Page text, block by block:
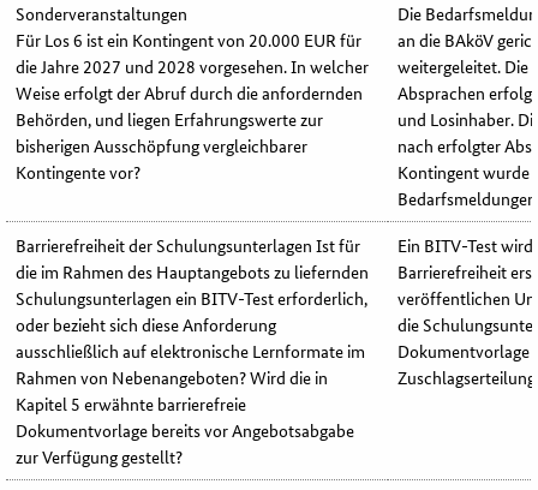
Sonderveranstaltungen
Für Los 6 ist ein Kontingent von 20.000 EUR für
die Jahre 2027 und 2028 vorgesehen. In welcher
Weise erfolgt der Abruf durch die anfordernden
Behörden, und liegen Erfahrungswerte zur
bisherigen Ausschöpfung vergleichbarer
Kontingente vor?
Die
an die BAköV
weitergeleitet. Die
Absprachen
und Losinhaber.
nach erfolgter
Kontingent wurde
Barrierefreiheit der Schulungsunterlagen Ist für
die im Rahmen des Hauptangebots zu liefernden
Schulungsunterlagen ein BITV-Test erforderlich,
oder bezieht sich diese Anforderung
ausschließlich auf elektronische Lernformate im
Rahmen von Nebenangeboten? Wird die in
Kapitel 5 erwähnte barrierefreie
Dokumentvorlage bereits vor Angebotsabgabe
zur Verfügung gestellt?
Ein BITV-Test
Barrierefreiheit
veröffentlichen
die
Dokumentvorlage